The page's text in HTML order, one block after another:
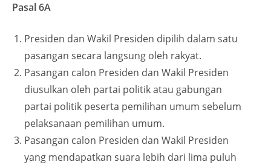
Pasal 6A
Presiden dan Wakil Presiden dipilih dalam satu
pasangan secara langsung oleh rakyat.
Pasangan calon Presiden dan Wakil Presiden
diusulkan oleh partai politik atau gabungan
partai politik peserta pemilihan umum sebelum
pelaksanaan pemilihan umum.
Pasangan calon Presiden dan Wakil Presiden
yang mendapatkan suara lebih dari lima puluh